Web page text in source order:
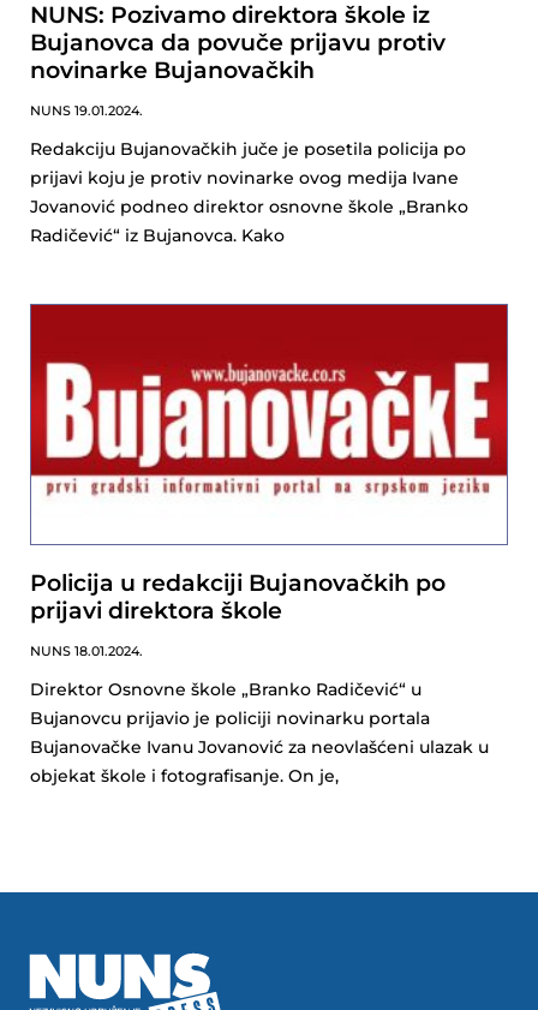
NUNS: Pozivamo direktora škole iz
Bujanovca da povuče prijavu protiv
novinarke Bujanovačkih
NUNS 19.01.2024.
Redakciju Bujanovačkih juče je posetila policija po
prijavi koju je protiv novinarke ovog medija Ivane
Jovanović podneo direktor osnovne škole „Branko
Radičević“ iz Bujanovca. Kako
Policija u redakciji Bujanovačkih po
prijavi direktora škole
NUNS 18.01.2024.
Direktor Osnovne škole „Branko Radičević“ u
Bujanovcu prijavio je policiji novinarku portala
Bujanovačke Ivanu Jovanović za neovlašćeni ulazak u
objekat škole i fotografisanje. On je,